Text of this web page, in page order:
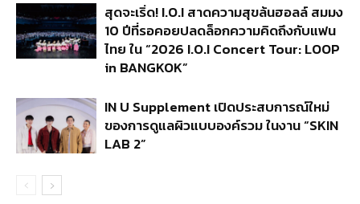
สุดจะเริ่ด! I.O.I สาดความสุขล้นฮอลล์ สมมง
10 ปีที่รอคอยปลดล็อกความคิดถึงกับแฟน
ไทย ใน “2026 I.O.I Concert Tour: LOOP
in BANGKOK”
IN U Supplement เปิดประสบการณ์ใหม่
ของการดูแลผิวแบบองค์รวม ในงาน “SKIN
LAB 2”